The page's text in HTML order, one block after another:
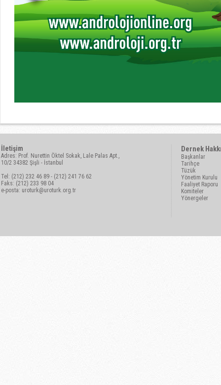
İletişim
Adres: Prof. Nurettin Öktel Sokak, Lale Palas Apt.,
10/2 34382 Şişli - İstanbul
Tel: (212) 232 46 89 - (212) 241 76 62
Faks: (212) 233 98 04
e-posta: uroturk@uroturk.org.tr
Dernek
Başkanlar
Tarihçe
Tüzük
Yönetim Kurulu
Faaliyet Raporu
Komiteler
Yönergeler